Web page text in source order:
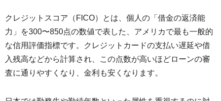
クレジットスコア（FICO）とは、個人の「借金の返済能
力」を300〜850点の数値で表した、アメリカで最も一般的
な信用評価指標です。クレジットカードの支払い遅延や借
入残高などから計算され、この点数が高いほどローンの審
査に通りやすくなり、金利も安くなります。